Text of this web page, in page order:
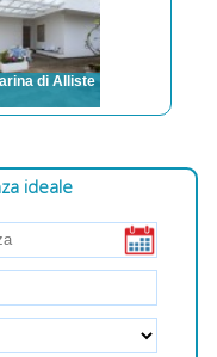
di Alliste
da 3 a 7
ammessi,
esterni,
Internet
ideale